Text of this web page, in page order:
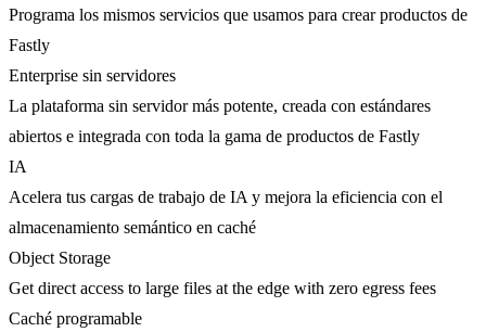
Programa los mismos servicios que usamos para crear productos de
Fastly
Enterprise sin servidores
La plataforma sin servidor más potente, creada con estándares
abiertos e integrada con toda la gama de productos de Fastly
IA
Acelera tus cargas de trabajo de IA y mejora la eficiencia con el
almacenamiento semántico en caché
Object Storage
Get direct access to large files at the edge with zero egress fees
Caché programable